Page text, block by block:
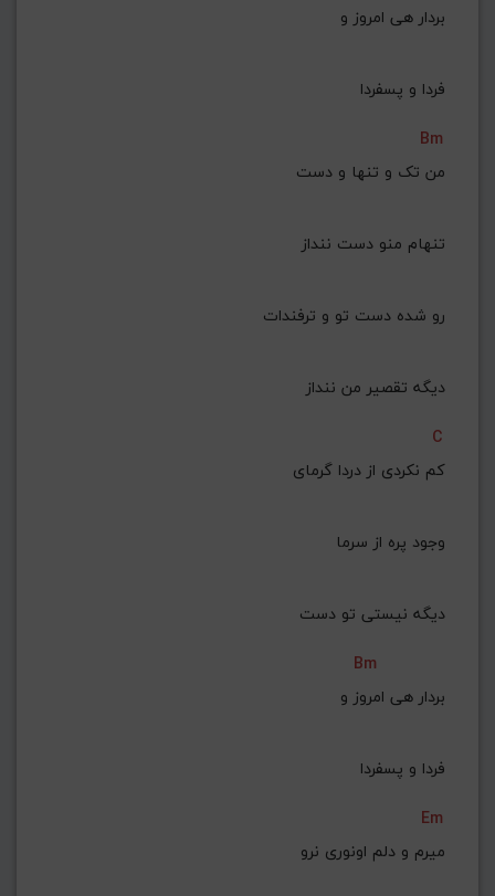
بردار هی امروز و
فردا و پسفردا
Bm
من تک و تنها و دست
تنهام منو دست ننداز
رو شده دست تو و ترفندات
دیگه تقصیر من ننداز
C
کم نکردی از دردا گرمای
وجود پره از سرما
دیگه نیستی تو دست
Bm
بردار هی امروز و
فردا و پسفردا
Em
میرم و دلم اونوری نرو